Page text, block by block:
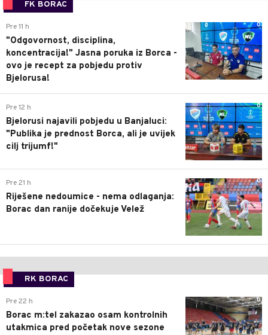
FK BORAC
0
Pre 11 h
"Odgovornost, disciplina,
koncentracija!" Jasna poruka iz Borca -
ovo je recept za pobjedu protiv
Bjelorusa!
0
Pre 12 h
Bjelorusi najavili pobjedu u Banjaluci:
"Publika je prednost Borca, ali je uvijek
cilj trijumf!"
0
Pre 21 h
Riješene nedoumice - nema odlaganja:
Borac dan ranije dočekuje Velež
RK BORAC
0
Pre 22 h
Borac m:tel zakazao osam kontrolnih
utakmica pred početak nove sezone